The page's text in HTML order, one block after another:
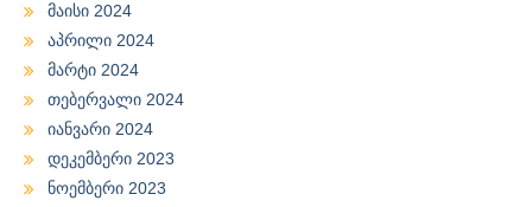
მაისი 2024
აპრილი 2024
მარტი 2024
თებერვალი 2024
იანვარი 2024
დეკემბერი 2023
ნოემბერი 2023